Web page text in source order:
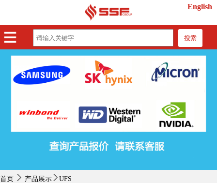
English
搜索
首页
产品展示
行业动态
首页 产品展示 UFS